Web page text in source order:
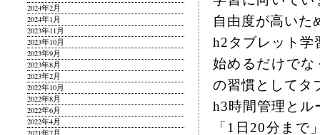
自由度が高いた
h2タブレット学
始めるだけで
の習慣としてタ
h3時間管理とル
「1日20分ま
2024年2月
2024年1月
2023年11月
2023年10月
2023年9月
2023年8月
2023年2月
2022年10月
2022年8月
2022年6月
2022年4月
2021年7月